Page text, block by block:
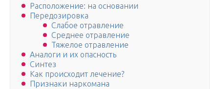
Расположение: на основании
Передозировка
Слабое отравление
Среднее отравление
Тяжелое отравление
Аналоги и их опасность
Синтез
Как происходит лечение?
Признаки наркомана